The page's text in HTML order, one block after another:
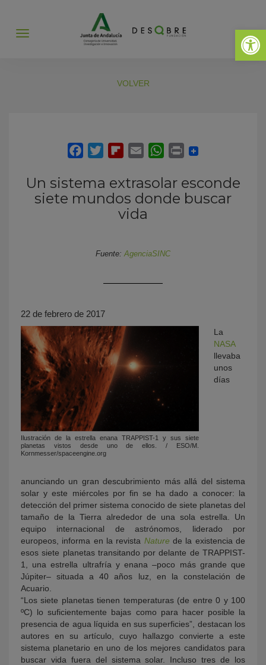
Abrir
Abrir
VOLVER
Un sistema extrasolar esconde
siete mundos donde buscar
vida
Fuente:AgenciaSINC
22 de febrero de 2017
Ilustración de la estrella enana TRAPPIST-1 y sus siete
planetas vistos desde uno de ellos. / ESO/M.
Kornmesser/spaceengine.org
La
NASA
llevaba
unos
días
anunciando un gran descubrimiento más allá del sistema
solar y este miércoles por fin se ha dado a conocer: la
detección del primer sistema conocido de siete planetas del
tamaño de la Tierra alrededor de una sola estrella. Un
equipo internacional de astrónomos, liderado por
europeos, informa en la revista Nature de la existencia de
esos siete planetas transitando por delante de TRAPPIST-
1, una estrella ultrafría y enana –poco más grande que
Júpiter– situada a 40 años luz, en la constelación de
Acuario.
“Los siete planetas tienen temperaturas (de entre 0 y 100
ºC) lo suficientemente bajas como para hacer posible la
presencia de agua líquida en sus superficies”, destacan los
autores en su artículo, cuyo hallazgo convierte a este
sistema planetario en uno de los mejores candidatos para
buscar vida fuera del sistema solar. Incluso tres de los